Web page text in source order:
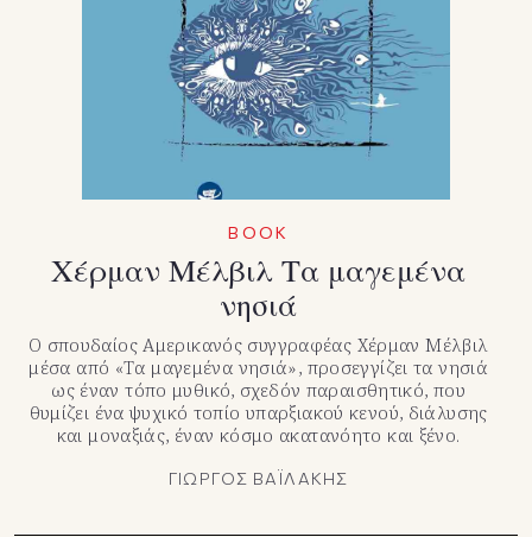
BOOK
Χέρμαν Μέλβιλ Τα μαγεμένα
νησιά
Ο σπουδαίος Αμερικανός συγγραφέας Χέρμαν Μέλβιλ
μέσα από «Τα μαγεμένα νησιά», προσεγγίζει τα νησιά
ως έναν τόπο μυθικό, σχεδόν παραισθητικό, που
θυμίζει ένα ψυχικό τοπίο υπαρξιακού κενού, διάλυσης
και μοναξιάς, έναν κόσμο ακατανόητο και ξένο.
ΓΙΩΡΓΟΣ ΒΑΪΛΑΚΗΣ